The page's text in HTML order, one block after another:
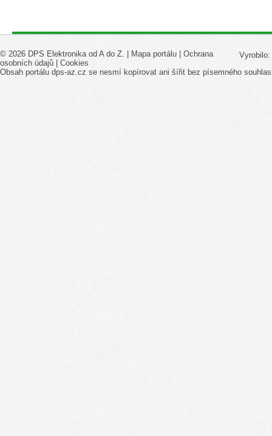
Vyrobilo:
© 2026 DPS Elektronika od A do Z. | Mapa portálu
Ochrana
osobních údajů
Cookies
Obsah portálu dps-az.cz se nesmí kopírovat ani šířit bez písemného